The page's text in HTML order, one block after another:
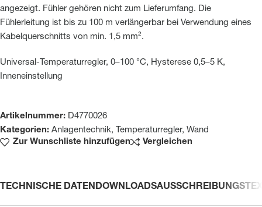
angezeigt. Fühler gehören nicht zum Lieferumfang. Die
Fühlerleitung ist bis zu 100 m verlängerbar bei Verwendung eines
Kabelquerschnitts von min. 1,5 mm².
Universal-Temperaturregler, 0–100 °C, Hysterese 0,5–5 K,
Inneneinstellung
Artikelnummer: D4770026
Kategorien: Anlagentechnik, Temperaturregler, Wand
Zur Wunschliste hinzufügen
Vergleichen
TECHNISCHE DATENDOWNLOADS